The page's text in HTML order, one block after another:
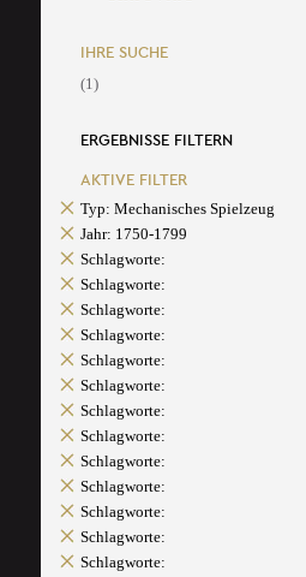
IHRE SUCHE
(1)
ERGEBNISSE FILTERN
AKTIVE FILTER
Typ: Mechanisches Spielzeug
Jahr: 1750-1799
Schlagworte:
Schlagworte:
Schlagworte:
Schlagworte:
Schlagworte:
Schlagworte:
Schlagworte:
Schlagworte:
Schlagworte:
Schlagworte:
Schlagworte:
Schlagworte:
Schlagworte: